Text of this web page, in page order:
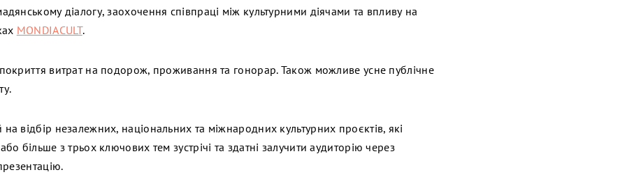
діалогу, заохочення співпраці між культурними діячами та впливу на
MONDIACULT.
витрат на подорож, проживання та гонорар. Також можливе усне публічне
відбір незалежних, національних та міжнародних культурних проєктів, які
більше з трьох ключових тем зустрічі та здатні залучити аудиторію через